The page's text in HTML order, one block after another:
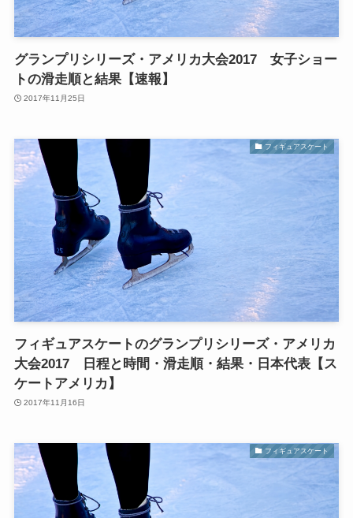
グランプリシリーズ・アメリカ大会2017 女子ショー
トの滑走順と結果【速報】
2017年11月25日
フィギュアスケート
フィギュアスケートのグランプリシリーズ・アメリカ
大会2017 日程と時間・滑走順・結果・日本代表【ス
ケートアメリカ】
2017年11月16日
フィギュアスケート